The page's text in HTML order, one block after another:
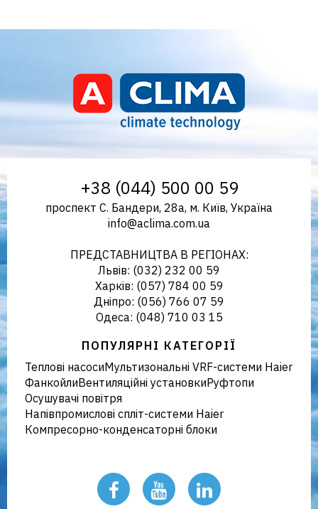
Україні
+38 (044) 500 00 59
проспект С. Бандери, 28а, м. Київ, Україна
info@aclima.com.ua
ПРЕДСТАВНИЦТВА В РЕГІОНАХ:
Львів: (032) 232 00 59
Харків: (057) 784 00 59
Дніпро: (056) 766 07 59
Одеса: (048) 710 03 15
ПОПУЛЯРНІ КАТЕГОРІЇ
Теплові насосиМультизональні VRF-системи Haier
ФанкойлиВентиляційні установкиРуфтопи
Осушувачі повітря
Напівпромислові спліт-системи Haier
Компресорно-конденсаторні блоки